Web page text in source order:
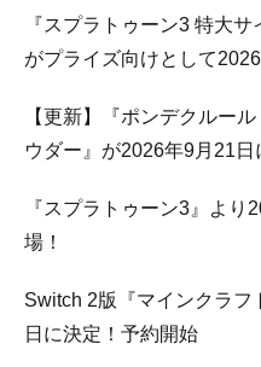
『スプラトゥーン3 特大
がプライズ向けとして
【更新】『ポンデクルー
ウダー』が2026年9月21日
『スプラトゥーン3』よ
場！
Switch 2版『マインクラ
日に決定！予約開始